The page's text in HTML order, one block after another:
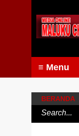
BERANDA